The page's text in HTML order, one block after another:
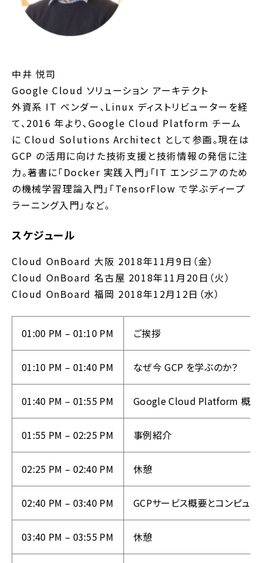
中井 悦司
Google Cloud ソリューション アーキテクト
外資系 IT ベンダー、Linux ディストリビューターを経
て、2016 年より、Google Cloud Platform チーム
に Cloud Solutions Architect として参画。現在は
GCP の活用に向けた技術支援と技術情報の発信に注
力。著書に「Docker 実践入門」「IT エンジニアのため
の機械学習理論入門」「TensorFlow で学ぶディープ
ラーニング入門」など。
スケジュール
Cloud OnBoard 大阪 2018年11月9日（金）
Cloud OnBoard 名古屋 2018年11月20日（火）
Cloud OnBoard 福岡 2018年12月12日（水）
01:00 PM – 01:10 PM ご挨拶
01:10 PM – 01:40 PM なぜ今 GCP を学ぶのか？
01:40 PM – 01:55 PM Google Cloud Platform 概要
01:55 PM – 02:25 PM 事例紹介
02:25 PM – 02:40 PM 休憩
02:40 PM – 03:40 PM GCPサービス概要とコンピュー
03:40 PM – 03:55 PM 休憩